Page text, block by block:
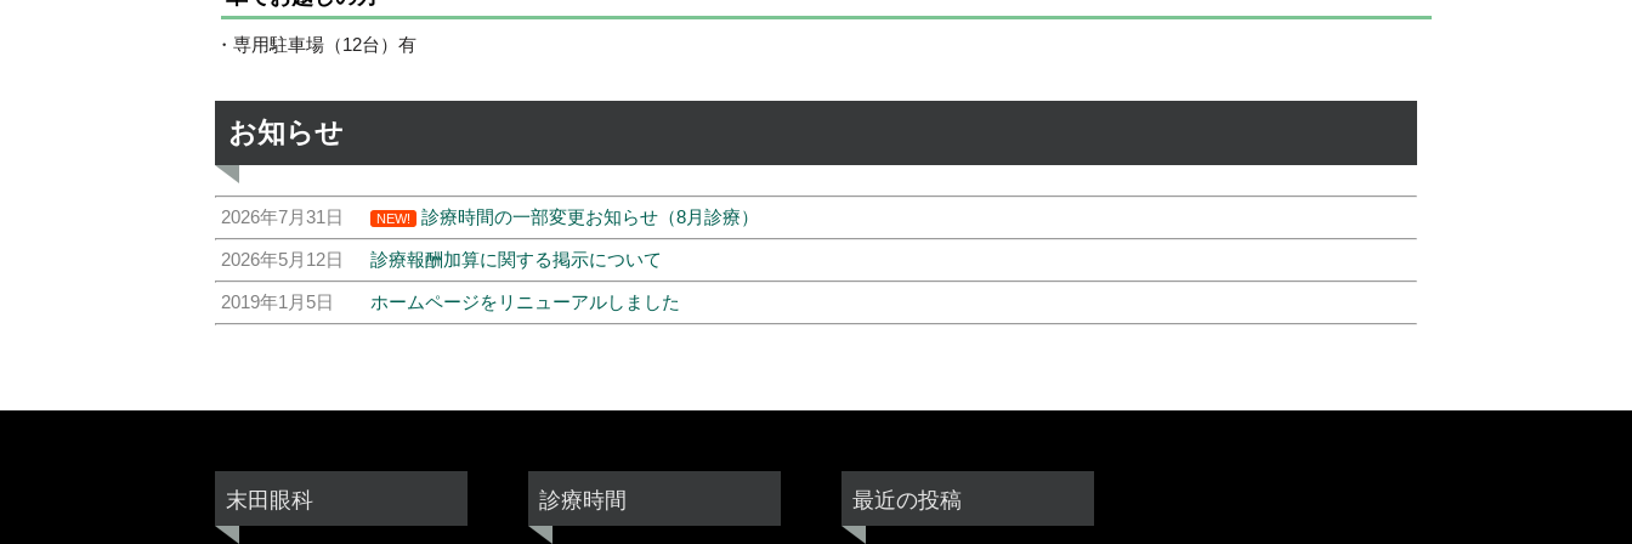
・専用駐車場（12台）有
お知らせ
2026年7月31日 NEW! 診療時間の一部変更お知らせ（8月診療）
2026年5月12日 診療報酬加算に関する掲示について
2019年1月5日 ホームページをリニューアルしました
末田眼科 診療時間 最近の投稿